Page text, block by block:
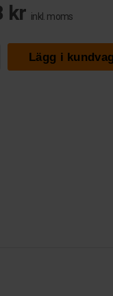
kr inkl. moms
Lägg i